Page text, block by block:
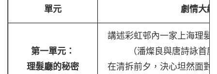
單元 劇情大
第一單元：
理髮廳的秘密
講述彩虹邨內一家上海理髮
（潘燦良與唐詩詠首
在清拆前夕，決心坦然面對